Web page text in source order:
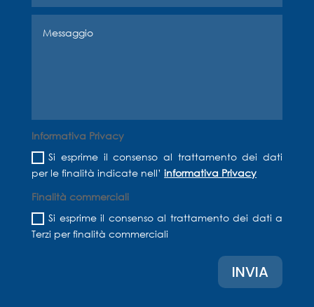
Informativa Privacy
Si esprime il consenso al trattamento dei dati
per le finalità indicate nell’informativa Privacy
Finalità commerciali
Si esprime il consenso al trattamento dei dati a
Terzi per finalità commerciali
INVIA